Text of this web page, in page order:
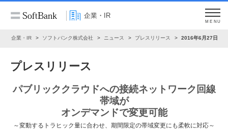
企業・IR
MENU
企業・IR ソフトバンク株式会社 ニュース プレスリリース 2016年6月27日
プレスリリース
パブリッククラウドへの接続ネットワーク回線
帯域が
オンデマンドで変更可能
～変動するトラヒック量に合わせ、期間限定の帯域変更にも柔軟に対応～